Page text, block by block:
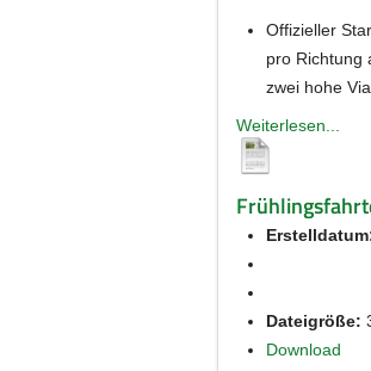
Offizieller
pro Richtung
zwei hohe
Weiterlesen...
Dateigröße:
Download